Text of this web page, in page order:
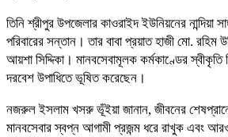
তিনি শ্রীপুর উপজেলার কাওরাইদ ইউনিয়নের নান্দিয়া
পরিবারের সন্তান। তার বাবা প্রয়াত হাজী মো. রহিম
আয়শা সিদ্দিকা। মানবসেবামূলক কর্মকাণ্ডের স্বীকৃতি
দরবেশ উপাধিতে ভূষিত করেছেন।
নজরুল ইসলাম খসরু ভূঁইয়া জানান, জীবনের
মানবসেবার স্বপ্ন আগামী প্রজন্ম ধরে রাখুক এবং